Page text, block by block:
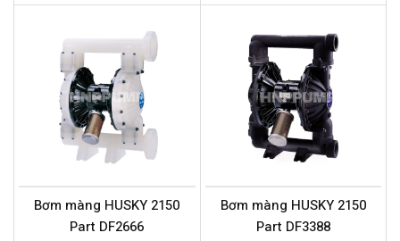
Bơm màng HUSKY 2150
Part DF2666
Bơm màng HUSKY 2150
Part DF3388